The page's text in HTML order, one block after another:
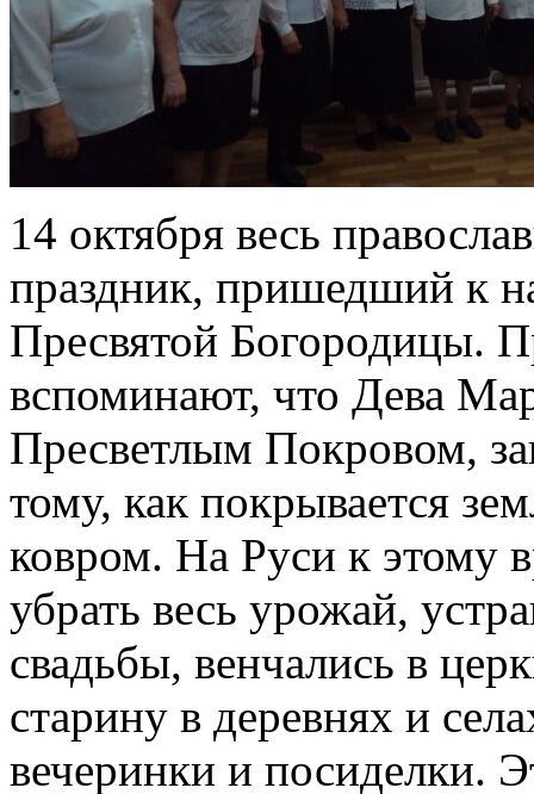
14 октября весь
праздник, пришедший к
Пресвятой Богородицы.
вспоминают, что Дева
Пресветлым Покровом,
тому, как покрывается
ковром. На Руси к этому
убрать весь урожай,
свадьбы, венчались в
старину в деревнях и
вечеринки и посиделки.